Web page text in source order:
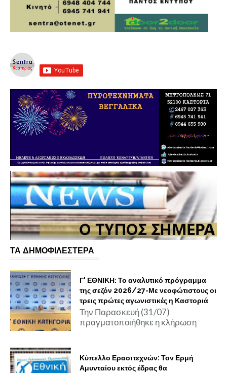
ΤΑ ΔΗΜΟΦΙΛΕΣΤΕΡΑ
Γ' ΕΘΝΙΚΗ: Το αναλυτικό πρόγραμμα
της σεζόν 2026/27-Με νεοφώτιστους οι
τρεις πρώτες αγωνιστικές η Καστοριά
Την Παρασκευή (31/07)
πραγματοποιήθηκε η κλήρωση
Κύπελλο Ερασιτεχνών: Τον Ερμή
Αμυνταίου εκτός έδρας θα